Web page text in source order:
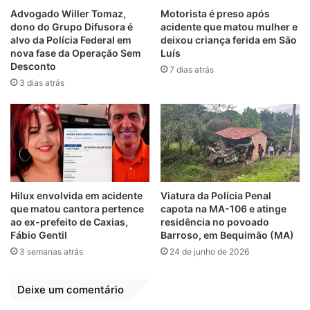
a agredia com tapas, em uma cena que,
segundo a polícia, configura tortura.
A situação se torna ainda mais grave com
outro trecho dos áudios, no qual a própria
investigada afirma que uma viatura da
Polícia Militar esteve no local no dia do
crime. Ainda assim, ela teria sido liberada.
“Carol, se não fosse eu, eu tinha que te
conduzir para a delegacia, porque ela está
cheia de hematomas”, teria dito o policial,
segundo o relato da própria suspeita.
O delegado Walter Wanderley, titular da 21ª
informou que o nome do policial citado será
Advogado Willer Tomaz,
dono do Grupo Difusora é
alvo da Polícia Federal em
nova fase da Operação Sem
Desconto
3 dias atrás
Motorista é preso após
acidente que matou mulher e
deixou criança ferida em São
Luís
7 dias atrás
Hilux envolvida em acidente
que matou cantora pertence
ao ex-prefeito de Caxias,
Fábio Gentil
3 semanas atrás
Viatura da Polícia Penal
capota na MA-106 e atinge
residência no povoado
Barroso, em Bequimão (MA)
24 de junho de 2026
Deixe um comentário